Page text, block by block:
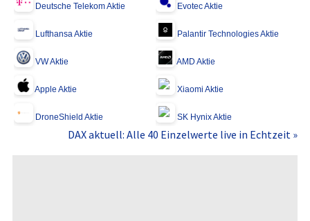
Deutsche Telekom Aktie Evotec Aktie
Lufthansa Aktie Palantir Technologies Aktie
VW Aktie AMD Aktie
Apple Aktie Xiaomi Aktie
DroneShield Aktie SK Hynix Aktie
DAX aktuell: Alle 40 Einzelwerte live in Echtzeit »